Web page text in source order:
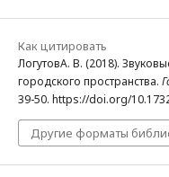
Как цитировать
ЛогутовА. В. (2018).
городского пространства.
39-50. https://doi.org/
Другие форматы